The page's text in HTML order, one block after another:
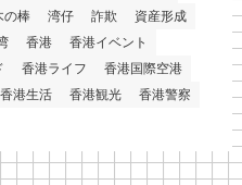
の棒 湾仔 詐欺
資産形成
香港
香港イベント
香港ライフ
香港国際空港
香港生活 香港観光
香港警察